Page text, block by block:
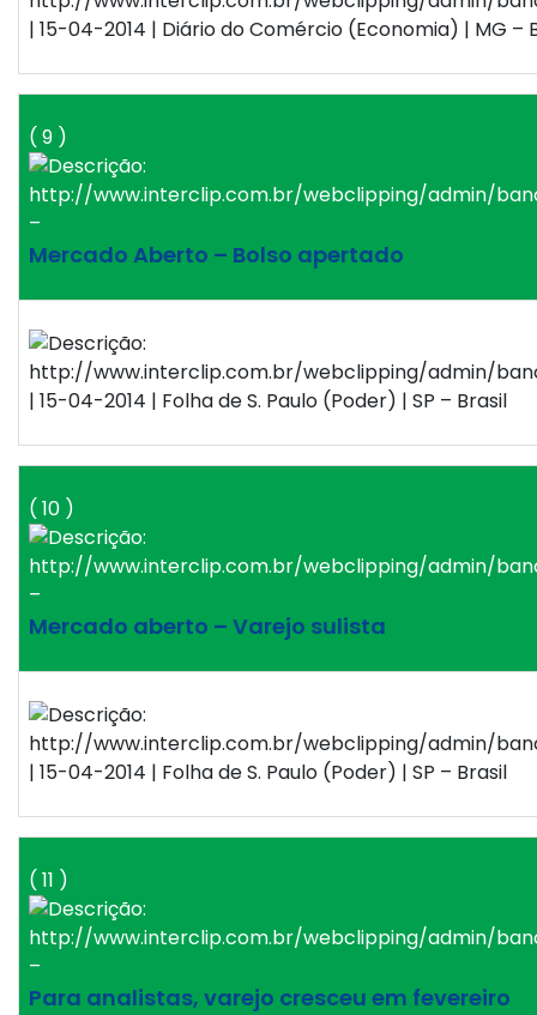
| 15-04-2014 | Diário do Comércio (Economia) | MG –
( 9 )
–
Mercado Aberto – Bolso apertado
| 15-04-2014 | Folha de S. Paulo (Poder) | SP – Brasil
( 10 )
–
Mercado aberto – Varejo sulista
| 15-04-2014 | Folha de S. Paulo (Poder) | SP – Brasil
( 11 )
–
Para analistas, varejo cresceu em fevereiro